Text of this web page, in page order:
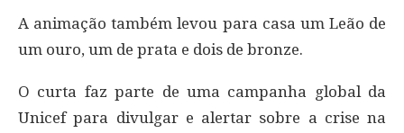
A animação também levou para casa um Leão de
um ouro, um de prata e dois de bronze.
O curta faz parte de uma campanha global da
Unicef para divulgar e alertar sobre a crise na